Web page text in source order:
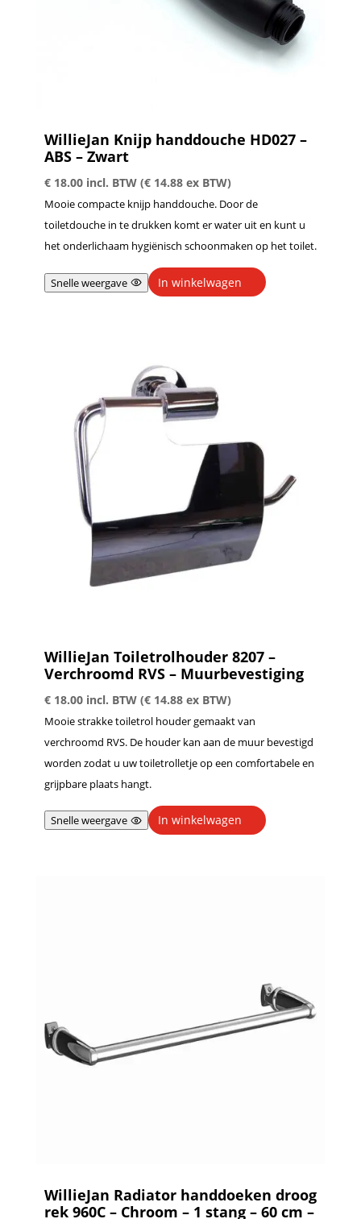
WillieJan Knijp handdouche HD027 –
ABS – Zwart
€18.00 incl. BTW (€14.88ex BTW)
Mooie compacte knijp handdouche. Door de
toiletdouche in te drukken komt er water uit en kunt u
het onderlichaam hygiënisch schoonmaken op het toilet.
Snelle weergave In winkelwagen
WillieJan Toiletrolhouder 8207 –
Verchroomd RVS – Muurbevestiging
€18.00 incl. BTW (€14.88ex BTW)
Mooie strakke toiletrol houder gemaakt van
verchroomd RVS. De houder kan aan de muur bevestigd
worden zodat u uw toiletrolletje op een comfortabele en
grijpbare plaats hangt.
Snelle weergave In winkelwagen
WillieJan Radiator handdoeken droog
rek 960C – Chroom – 1 stang – 60 cm –